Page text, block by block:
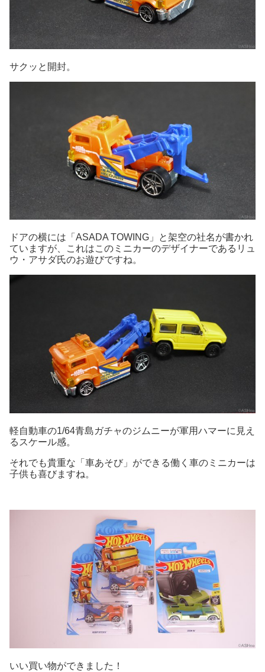
サクッと開封。
ドアの横には「ASADA TOWING」と架空の社名が書かれ
ていますが、これはこのミニカーのデザイナーであるリュ
ウ・アサダ氏のお遊びですね。
軽自動車の1/64青島ガチャのジムニーが軍用ハマーに見え
るスケール感。
それでも貴重な「車あそび」ができる働く車のミニカーは
子供も喜びますね。
いい買い物ができました！